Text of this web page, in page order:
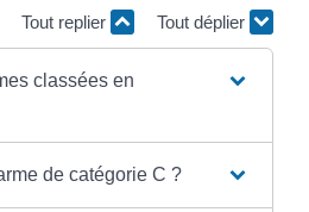
Tout replier Tout déplier
classées en
de catégorie C ?